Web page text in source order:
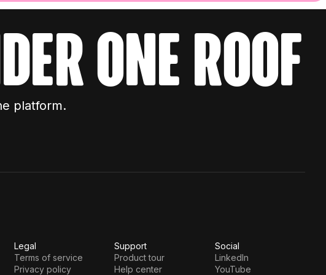
one roof
platform.
Legal
Terms of service
Privacy policy
Support
Product tour
Help center
Social
LinkedIn
YouTube